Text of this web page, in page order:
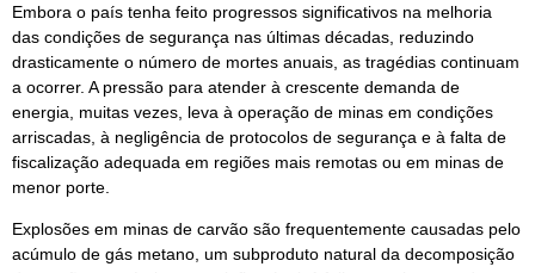
Embora o país tenha feito progressos significativos na melhoria
das condições de segurança nas últimas décadas, reduzindo
drasticamente o número de mortes anuais, as tragédias continuam
a ocorrer. A pressão para atender à crescente demanda de
energia, muitas vezes, leva à operação de minas em condições
arriscadas, à negligência de protocolos de segurança e à falta de
fiscalização adequada em regiões mais remotas ou em minas de
menor porte.
Explosões em minas de carvão são frequentemente causadas pelo
acúmulo de gás metano, um subproduto natural da decomposição